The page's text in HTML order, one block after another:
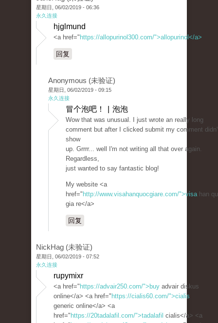
星期日, 06/02/2019 - 06:36
永久连接
hjglmund
<a href=" https://allopurinol300.com/">allopurinol</a>
回复
Anonymous (未验证)
星期日, 06/02/2019 - 09:15
永久连接
冒个泡吧！ | 泡泡
Wow that was unusual. I just wrote an really long
comment but after I clicked submit my comment
show
up. Grrrr... well I'm not writing all that over again.
Regardless,
just wanted to say fantastic blog!
My website <a
href=" http://www.visahanquocgiare.com/">visahan
gia re</a>
回复
NickHag (未验证)
星期日, 06/02/2019 - 07:52
永久连接
rupymixr
<a href=" https://advair250.com/">buy advair diskus
online</a> <a href=" https://cialis60.com/">cialis
generic online</a> <a
href=" https://20tadalafil.com/">tadalafil cialis</a> <a